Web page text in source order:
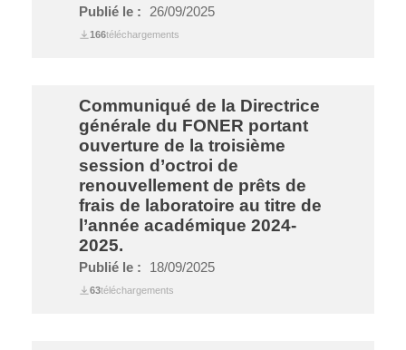
Publié le : 26/09/2025
166téléchargements
Communiqué de la Directrice
générale du FONER portant
ouverture de la troisième
session d’octroi de
renouvellement de prêts de
frais de laboratoire au titre de
l’année académique 2024-
2025.
Publié le : 18/09/2025
63téléchargements